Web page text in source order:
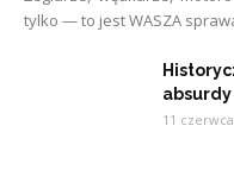
tylko — to jest WASZA
absurdy
11